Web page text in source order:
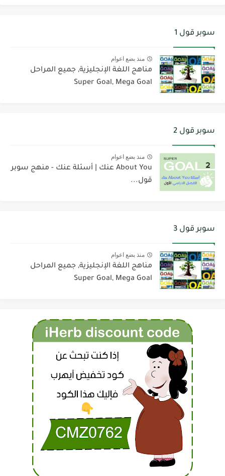
سوبر قول 1
منذ بضع اعوام
مناهج اللغة الإنجليزية, جميع المراحل
Super Goal, Mega Goal
سوبر قول 2
منذ بضع اعوام
About You عنك | أسئلة عنك - منهج سوبر
قول...
سوبر قول 3
منذ بضع اعوام
مناهج اللغة الإنجليزية, جميع المراحل
Super Goal, Mega Goal